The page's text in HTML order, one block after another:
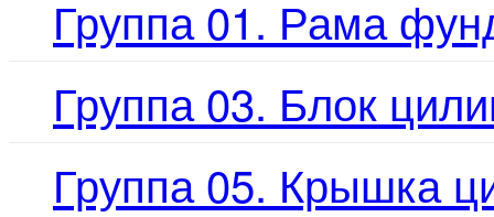
Группа 01. Рама
Группа 03. Блок
Группа 05. Крышка